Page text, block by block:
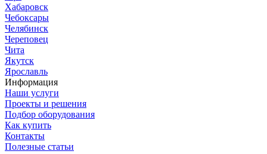
Хабаровск
Чебоксары
Челябинск
Череповец
Чита
Якутск
Ярославль
Информация
Наши услуги
Проекты и решения
Подбор оборудования
Как купить
Контакты
Полезные статьи